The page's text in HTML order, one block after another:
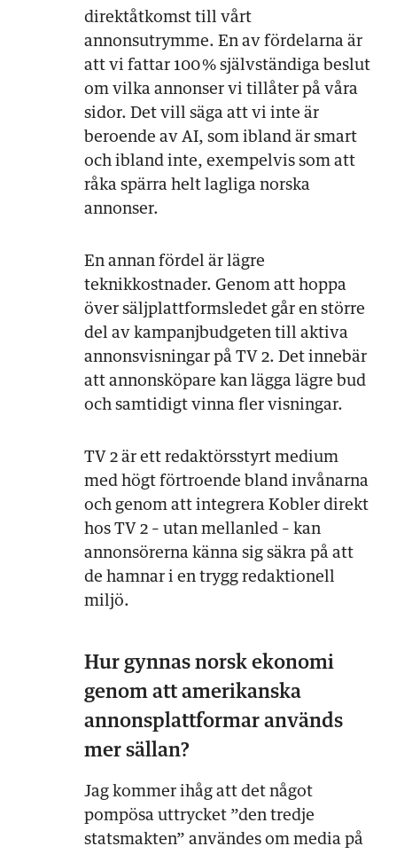
direktåtkomst till vårt
annonsutrymme. En av fördelarna är
att vi fattar 100 % självständiga beslut
om vilka annonser vi tillåter på våra
sidor. Det vill säga att vi inte är
beroende av AI, som ibland är smart
och ibland inte, exempelvis som att
råka spärra helt lagliga norska
annonser.
En annan fördel är lägre
teknikkostnader. Genom att hoppa
över säljplattformsledet går en större
del av kampanjbudgeten till aktiva
annonsvisningar på TV 2. Det innebär
att annonsköpare kan lägga lägre bud
och samtidigt vinna fler visningar.
TV 2 är ett redaktörsstyrt medium
med högt förtroende bland invånarna
och genom att integrera Kobler direkt
hos TV 2 – utan mellanled – kan
annonsörerna känna sig säkra på att
de hamnar i en trygg redaktionell
miljö.
Hur gynnas norsk ekonomi
genom att amerikanska
annonsplattformar används
mer sällan?
Jag kommer ihåg att det något
pompösa uttrycket ”den tredje
statsmakten” användes om media på